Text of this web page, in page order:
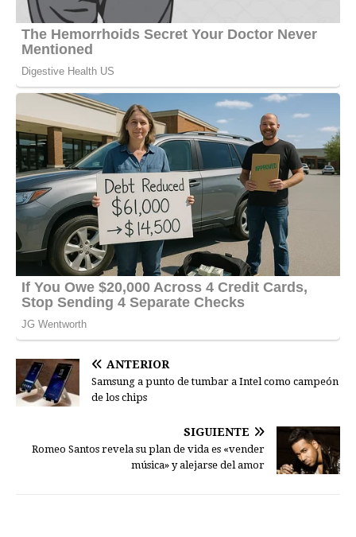
ANTERIOR
Samsung a punto de tumbar a Intel como campeón
de los chips
SIGUIENTE
Romeo Santos revela su plan de vida es «vender
música» y alejarse del amor